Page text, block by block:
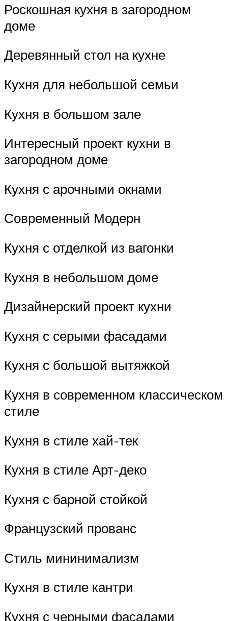
Роскошная кухня в загородном
доме
Деревянный стол на кухне
Кухня для небольшой семьи
Кухня в большом зале
Интересный проект кухни в
загородном доме
Кухня с арочными окнами
Современный Модерн
Кухня с отделкой из вагонки
Кухня в небольшом доме
Дизайнерский проект кухни
Кухня с серыми фасадами
Кухня с большой вытяжкой
Кухня в современном классическом
стиле
Кухня в стиле хай-тек
Кухня в стиле Арт-деко
Кухня с барной стойкой
Французский прованс
Стиль мининимализм
Кухня в стиле кантри
Кухня с черными фасадами